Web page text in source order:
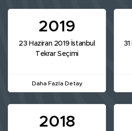
2019
23 Haziran 2019 İstanbul
Tekrar Seçimi
Daha Fazla Detay
2018